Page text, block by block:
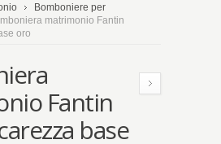
Bomboniere per
matrimonio Fantin
oro
Fantin
base